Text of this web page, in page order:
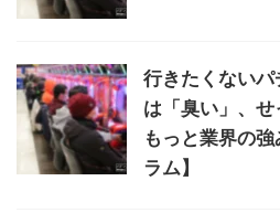
行きたくない
は「臭い」、
もっと業界の
ラム】